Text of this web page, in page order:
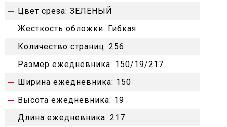
Цвет среза: ЗЕЛЕНЫЙ
Жесткость обложки: Гибкая
Количество страниц: 256
Размер ежедневника: 150/19/217
Ширина ежедневника: 150
Высота ежедневника: 19
Длина ежедневника: 217